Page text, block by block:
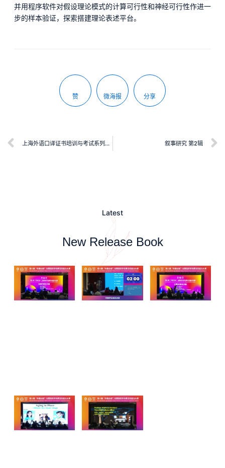
并用程序软件对假设理论模式的计算可行性和神经可行性作进一
步的样本验证，探索搭建理论表述平台。
赞 微海报 分享
上海外语口译证书培训与考试系列丛书：高级翻译教程（第五版） 叙事研究 第2辑
Latest
New Release Book